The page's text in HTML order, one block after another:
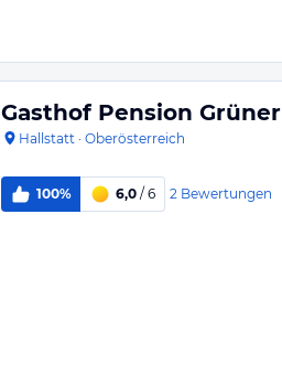
Gasthof Pension
Hallstatt · Oberösterreich
100% 6,0 / 6 2 Bewertungen